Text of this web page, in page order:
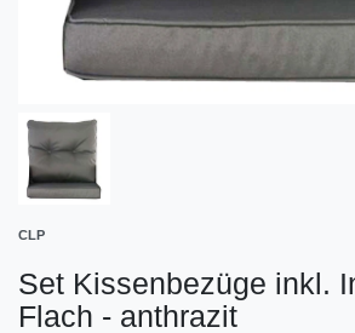
CLP
Set Kissenbezüge inkl.
Flach - anthrazit